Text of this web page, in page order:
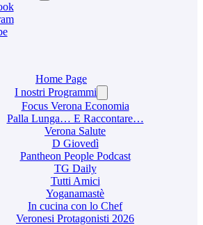
Home Page
I nostri Programmi
Focus Verona Economia
Palla Lunga… E Raccontare…
Verona Salute
D Giovedì
Pantheon People Podcast
TG Daily
Tutti Amici
Yoganamastè
In cucina con lo Chef
Veronesi Protagonisti 2026